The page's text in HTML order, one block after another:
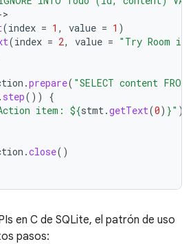
(index = 1 , value = 1 )
(index = 2, value = "Try Room
.prepare( "SELECT content
. step())
{
item: ${stmt.getText(0) }" )
.close()
en C de SQLite, el patrón de uso
pasos: